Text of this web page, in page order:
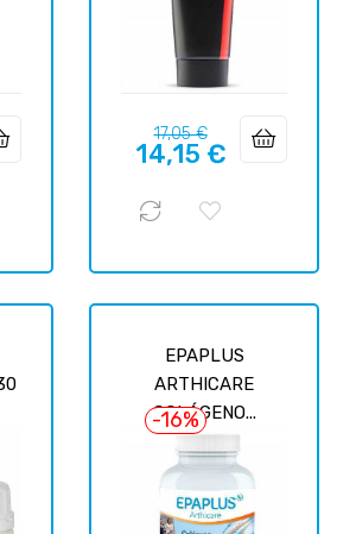
Precio
regular
17,05 €Precio
14,15 €
EPAPLUS
ARTHICARE
COLÁGENO...
-16%